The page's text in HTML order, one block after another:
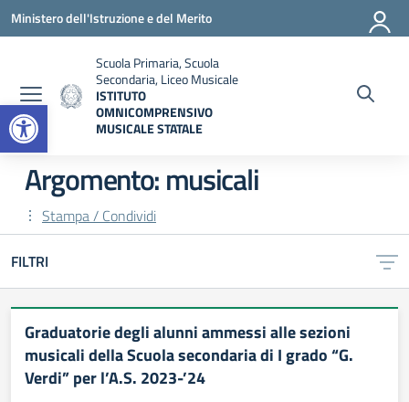
Open toolbar
Vai ai contenuti
Vai al menu di navigazione
Vai al footer
Ministero dell'Istruzione e del Merito
Scuola Primaria, Scuola
Secondaria, Liceo Musicale
ISTITUTO
OMNICOMPRENSIVO
MUSICALE STATALE
Argomento: musicali
Stampa / Condividi
FILTRI
Graduatorie degli alunni ammessi alle sezioni
musicali della Scuola secondaria di I grado “G.
Verdi” per l’A.S. 2023-’24